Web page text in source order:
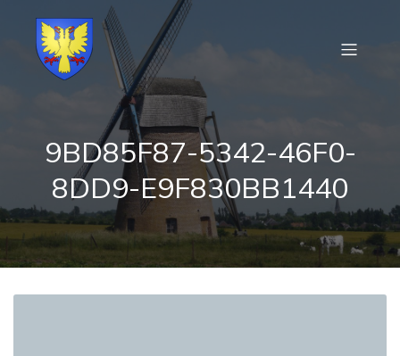
9BD85F87-5342-46F0-
8DD9-E9F830BB1440